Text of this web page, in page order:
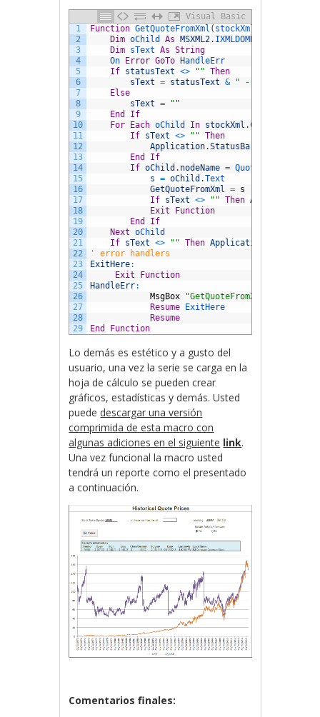
Visual Basic
1
2
3
4
5
6
7
8
9
10
11
12
13
14
15
16
17
18
19
20
21
22
23
24
25
26
27
28
29
Function GetQuoteFromXml ( stockXml
Dim oChild As MSXML2. IXMLDOMNode
Dim sText As String
On
Error GoTo
HandleErr
If statusText <> "" Then
sText = statusText & " - "
Else
sText =
""
End
If
For
Each oChild In stockXml .ChildNodes
If sText <> "" Then
Application.StatusBar
End
If
If oChild . nodeName = QuoteParameter
s = oChild .Text
GetQuoteFromXml = s
If sText <> "" Then Application
Exit
Function
End
If
Next oChild
If sText <> "" Then Application
' error handlers
ExitHere:
Exit
Function
HandleErr:
MsgBox
"GetQuoteFromXml Error "
Resume
ExitHere
Resume
End
Function
Lo demás es estético y a gusto del
usuario, una vez la serie se carga en la
hoja de cálculo se pueden crear
gráficos, estadísticas y demás. Usted
puededescargar una versión
comprimida de esta macro con
algunas adiciones en el siguiente link.
Una vez funcional la macro usted
tendrá un reporte como el presentado
a continuación.
Comentarios finales: